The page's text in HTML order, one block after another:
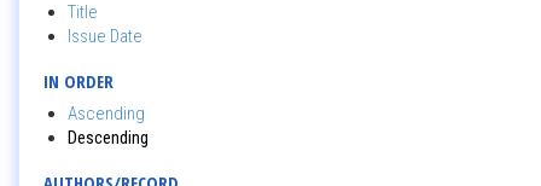
Title
Issue Date
IN ORDER
Ascending
Descending